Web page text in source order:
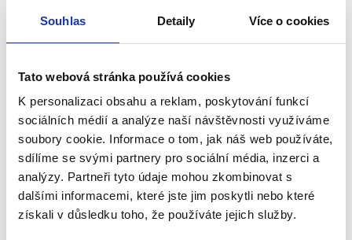
Souhlas Detaily Více o cookies
Tato webová stránka používá cookies
K personalizaci obsahu a reklam, poskytování funkcí
sociálních médií a analýze naší návštěvnosti využíváme
soubory cookie. Informace o tom, jak náš web používáte,
sdílíme se svými partnery pro sociální média, inzerci a
analýzy. Partneři tyto údaje mohou zkombinovat s
dalšími informacemi, které jste jim poskytli nebo které
získali v důsledku toho, že používáte jejich služby.
strategickém místě s výbornou dostupností
společenskými zážitky. Díky krátké
Varů, kousek od dálnice spojující Prahu a
Německo, je centrum ideálním místem, kde si
klienti mohou užívat klidného prostředí, aniž
by byli daleko od větších měst a jejich
možností.